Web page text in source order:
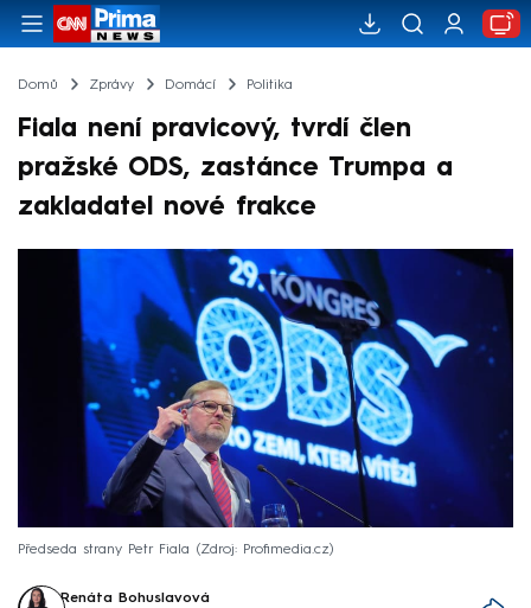
Domů Zprávy Domácí Politika
Fiala není pravicový, tvrdí člen
pražské ODS, zastánce Trumpa a
zakladatel nové frakce
Předseda strany Petr Fiala Zdroj: Profimedia.cz
Renáta Bohuslavová